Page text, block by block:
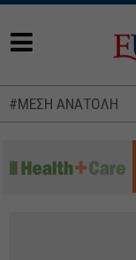
#ΜΕΣΗ ΑΝΑΤΟΛΗ